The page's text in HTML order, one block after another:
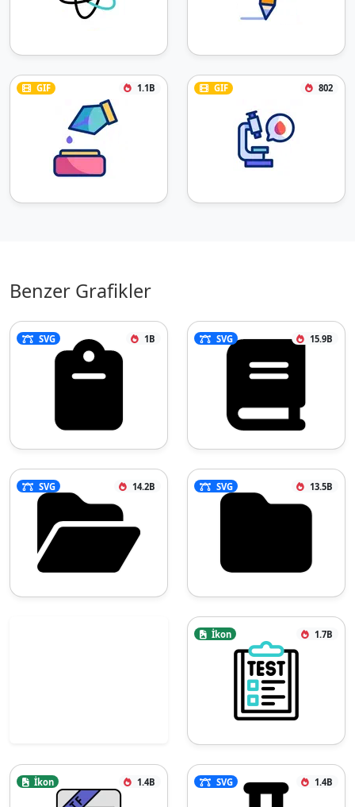
GIF 1.1B GIF 802
Benzer Grafikler
SVG 1B SVG 15.9B
SVG 14.2B SVG 13.5B
İkon 1.7B
İkon 1.4B SVG 1.4B